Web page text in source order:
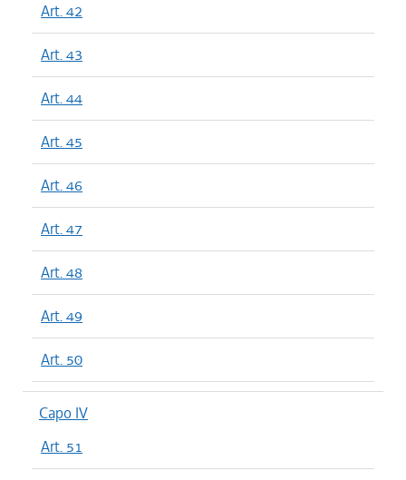
Art. 42
Art. 43
Art. 44
Art. 45
Art. 46
Art. 47
Art. 48
Art. 49
Art. 50
Capo IV
Art. 51